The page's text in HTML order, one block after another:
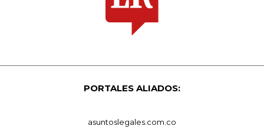
PORTALES ALIADOS:
asuntoslegales.com.co